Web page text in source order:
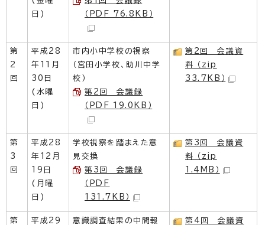
日)
（PDF 76.8KB）
第
2
回
平成28
年11月
30日
(水曜
日)
市内小中学校の視察
（宮田小学校、助川中学
校）
第2回 会議録
（PDF 19.0KB）
第2回 会議資
料 （zip
33.7KB）
第
3
回
平成28
年12月
19日
(月曜
日)
学校視察を踏まえた意
見交換
第3回 会議録
（PDF
131.7KB）
第3回 会議資
料 （zip
1.4MB）
第
平成29
意識調査結果の中間報
第4回 会議資